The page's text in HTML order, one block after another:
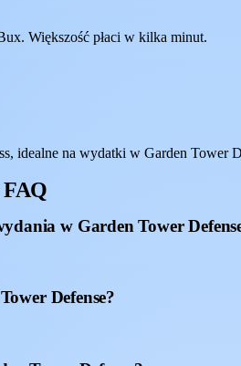
Większość płaci w kilka minut.
idealne na wydatki w Garden Tower
w Garden Tower
Defense?